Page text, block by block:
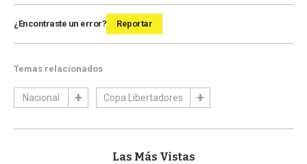
¿Encontraste un error? Reportar
Temas relacionados
Nacional Copa Libertadores
Las Más Vistas